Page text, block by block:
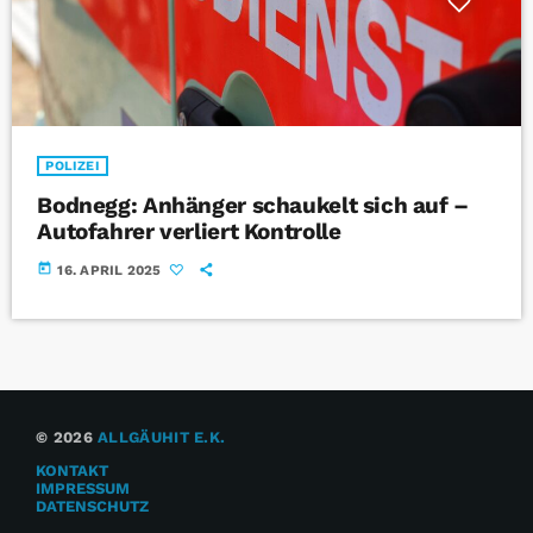
POLIZEI
Bodnegg: Anhänger schaukelt sich auf –
Autofahrer verliert Kontrolle
today 16. APRIL 2025
© 2026ALLGÄUHIT E.K.
KONTAKT
IMPRESSUM
DATENSCHUTZ